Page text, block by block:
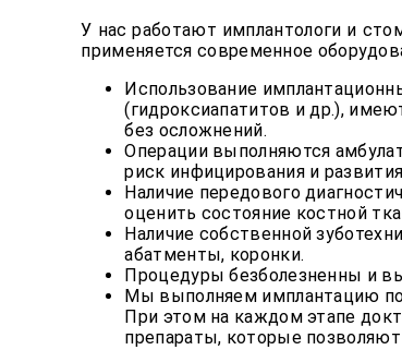
У нас работают имплантологи и
применяется современное
Использование
(гидроксиапатитов и др.),
без осложнений.
Операции выполняются
риск инфицирования и
Наличие передового
оценить состояние костной
Наличие собственной
абатменты, коронки.
Процедуры безболезненны и
Мы выполняем имплантацию
При этом на каждом этапе
препараты, которые